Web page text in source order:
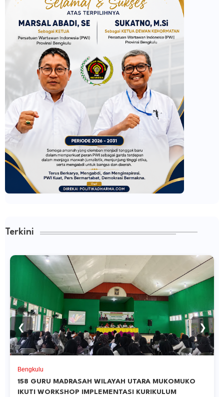
Terkini
Bengkulu
158 GURU MADRASAH WILAYAH UTARA MUKOMUKO
IKUTI WORKSHOP IMPLEMENTASI KURIKULUM
❮ ❯